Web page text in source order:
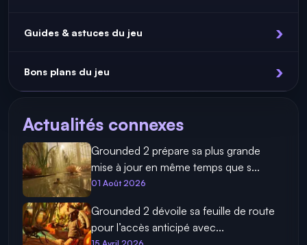
Guides & astuces du jeu
Bons plans du jeu
Actualités connexes
Grounded 2 prépare sa plus grande
mise à jour en même temps que s...
01 Août 2026
Grounded 2 dévoile sa feuille de route
pour l’accès anticipé avec...